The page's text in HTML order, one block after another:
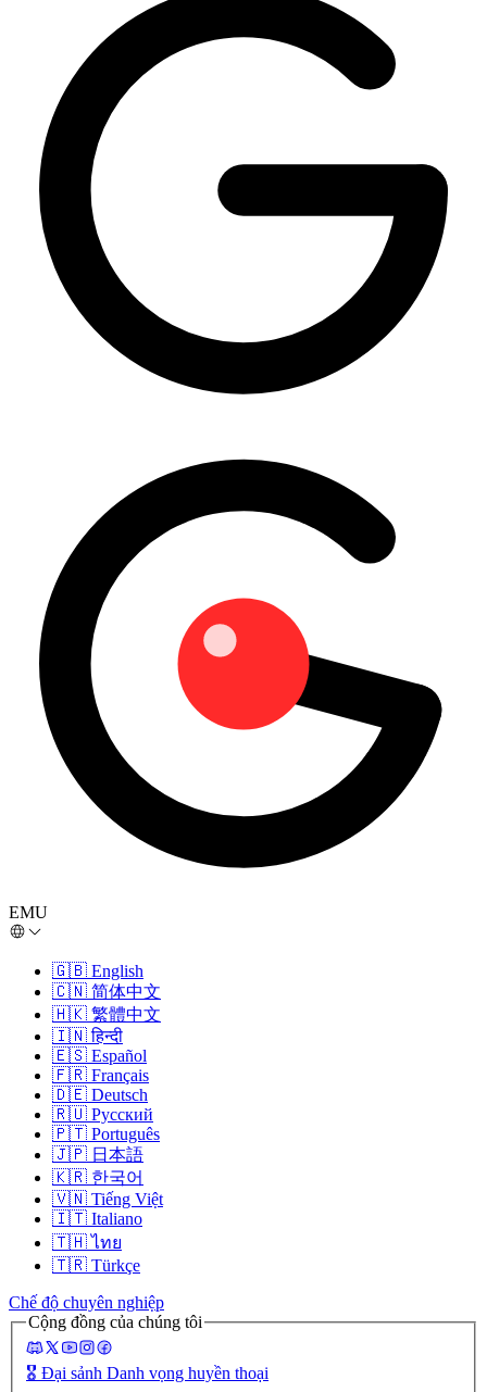
EMU
🇬🇧 English
🇨🇳 简体中文
🇭🇰 繁體中文
🇮🇳 हिन्दी
🇪🇸 Español
🇫🇷 Français
🇩🇪 Deutsch
🇷🇺 Русский
🇵🇹 Português
🇯🇵 日本語
🇰🇷 한국어
🇻🇳 Tiếng Việt
🇮🇹 Italiano
🇹🇭 ไทย
🇹🇷 Türkçe
Chế độ chuyên nghiệp
Cộng đồng của chúng tôi
🎖️ Đại sảnh Danh vọng huyền thoại